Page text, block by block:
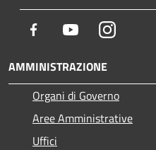
Facebook YoutubeInstagram
AMMINISTRAZIONE
Organi di Governo
Aree Amministrative
Uffici